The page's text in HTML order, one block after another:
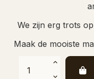
We zijn erg trots
Maak de mooiste